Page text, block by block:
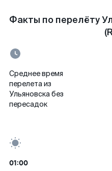
Факты по перелёту
Среднее время
перелета из
Ульяновска без
пересадок
01:00